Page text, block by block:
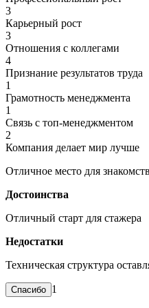
3
Карьерный рост
3
Отношения с коллегами
4
Признание результатов труда
1
Грамотность менеджмента
1
Связь с топ-менеджментом
2
Компания делает мир лучше
Отличное место для
Достоинства
Отличный старт для стажера
Недостатки
Техническая структура
1